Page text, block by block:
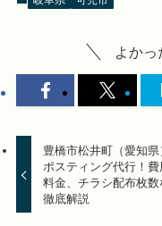
よかっ
豊橋市松井町（愛知県
ポスティング代行！費
料金、チラシ配布枚数
徹底解説